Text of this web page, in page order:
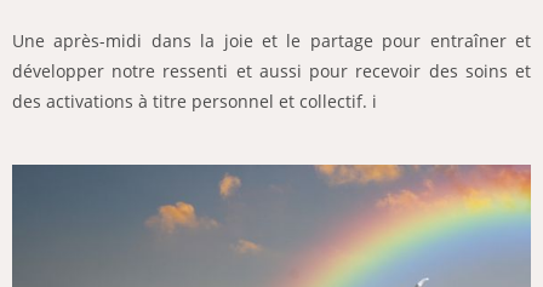
Une après-midi dans la joie et le partage pour entraîner et
développer notre ressenti et aussi pour recevoir des soins et
des activations à titre personnel et collectif. i